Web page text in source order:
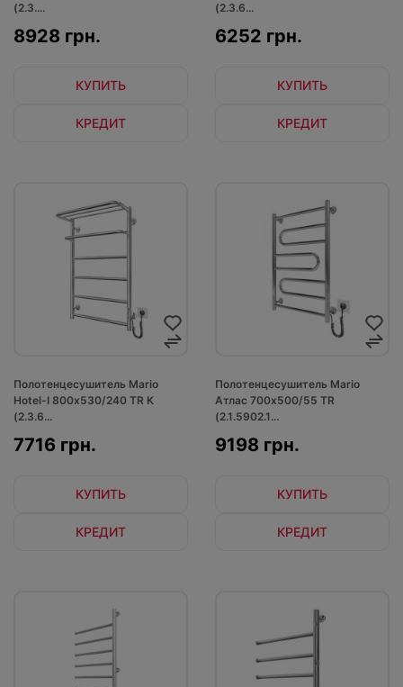
(2.3....
8928 грн.
КУПИТЬ
КРЕДИТ
(2.3.6...
6252 грн.
КУПИТЬ
КРЕДИТ
Полотенцесушитель Mario
Hotel-І 800х530/240 TR К
(2.3.6...
7716 грн.
КУПИТЬ
КРЕДИТ
Полотенцесушитель Mario
Атлас 700х500/55 TR
(2.1.5902.1...
9198 грн.
КУПИТЬ
КРЕДИТ